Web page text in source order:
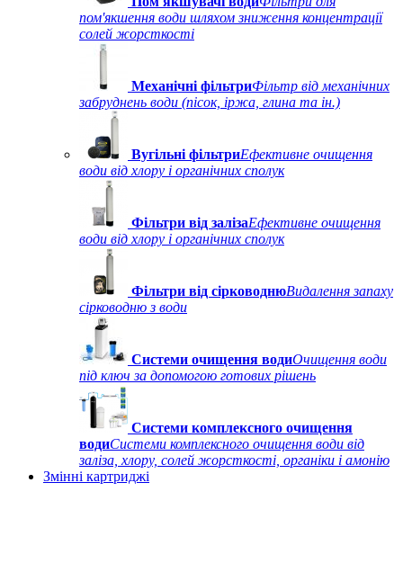
пом'якшення води шляхом зниження концентрації
солей жорсткості
Механічні фільтриФільтр від механічних
забруднень води (пісок, іржа, глина та ін.)
Вугільні фільтриЕфективне очищення
води від хлору і органічних сполук
Фільтри від залізаЕфективне очищення
води від хлору і органічних сполук
Фільтри від сірководнюВидалення запаху
сірководню з води
Системи очищення водиОчищення води
під ключ за допомогою готових рішень
Системи комплексного очищення
водиСистеми комплексного очищення води від
заліза, хлору, солей жорсткості, органіки і амонію
Змінні картриджі